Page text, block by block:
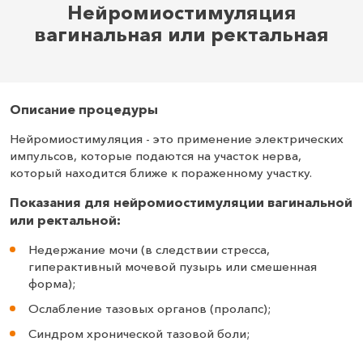
Нейромиостимуляция
вагинальная или ректальная
Описание процедуры
Нейромиостимуляция - это применение электрических
импульсов, которые подаются на участок нерва,
который находится ближе к пораженному участку.
Показания для нейромиостимуляции вагинальной
или ректальной:
Недержание мочи (в следствии стресса,
гиперактивный мочевой пузырь или смешенная
форма);
Ослабление тазовых органов (пролапс);
Синдром хронической тазовой боли;